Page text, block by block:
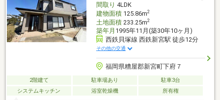
間取り 4LDK
建物面積125.86m2
土地面積233.25m2
築年月 1995年11月(築30年10ヶ月)
西鉄貝塚線 西鉄新宮駅 徒歩12分
その他の交通
福岡県糟屋郡新宮町下府７
2階建て 駐車場あり
駐車3台
システムキッチン
浴室乾燥機 所有権